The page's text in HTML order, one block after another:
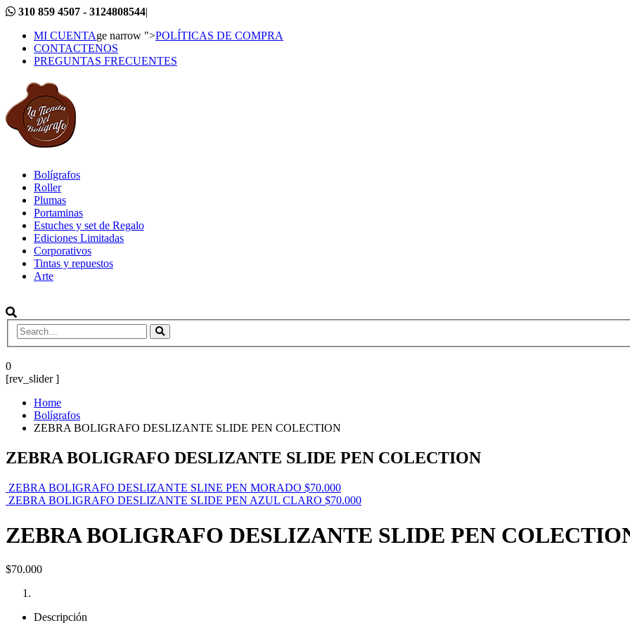
310 859 4507 - 3124808544|
MI CUENTAge narrow ">POLÍTICAS DE COMPRA
CONTACTENOS
PREGUNTAS FRECUENTES
Bolígrafos
Roller
Plumas
Portaminas
Estuches y set de Regalo
Ediciones Limitadas
Corporativos
Tintas y repuestos
Arte
0
[rev_slider ]
Home
Bolígrafos
ZEBRA BOLIGRAFO DESLIZANTE SLIDE PEN COLECTION
ZEBRA BOLIGRAFO DESLIZANTE SLIDE PEN COLECTION
ZEBRA BOLIGRAFO DESLIZANTE SLINE PEN MORADO $70.000
ZEBRA BOLIGRAFO DESLIZANTE SLIDE PEN AZUL CLARO $70.000
ZEBRA BOLIGRAFO DESLIZANTE SLIDE PEN
$70.000
Descripción